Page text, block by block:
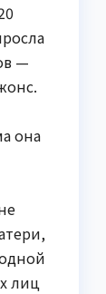
—
она
лиц